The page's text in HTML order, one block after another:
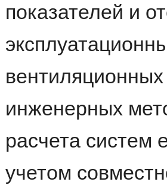
показателей и
вентиляционных
инженерных
расчета систем
учетом